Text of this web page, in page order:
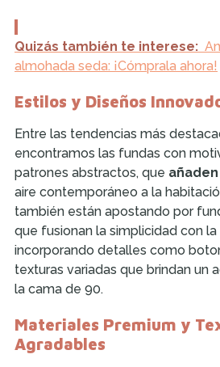
Quizás también te interese:
almohada seda: ¡Cómprala ahora!
Estilos y Diseños
Entre las tendencias más
encontramos las fundas con
patrones abstractos, que
aire contemporáneo a la
también están apostando por
que fusionan la simplicidad con la
incorporando detalles como
texturas variadas que brindan un
la cama de 90.
Materiales Premium y
Agradables